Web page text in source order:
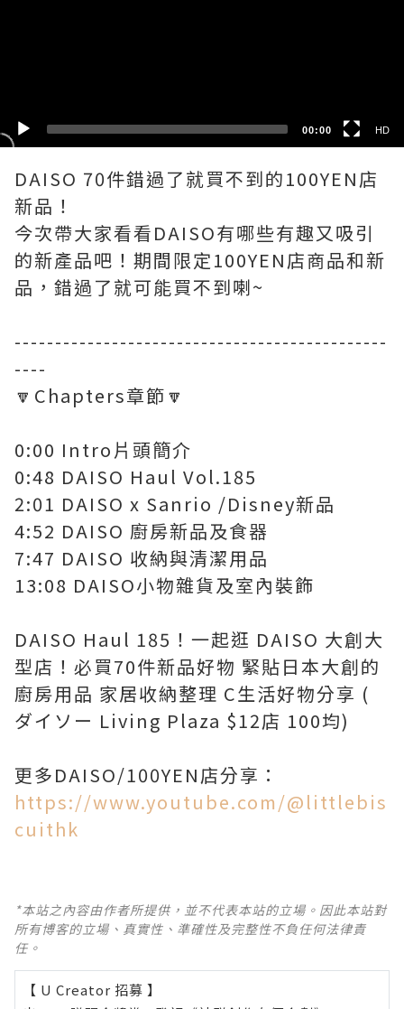
00:00 HD
DAISO 70件錯過了就買不到的100YEN店
新品！
今次帶大家看看DAISO有哪些有趣又吸引
的新產品吧！期間限定100YEN店商品和新
品，錯過了就可能買不到喇~
----------------------------------------------
----
🔽Chapters章節🔽
0:00 Intro片頭簡介
0:48 DAISO Haul Vol.185
2:01 DAISO x Sanrio /Disney新品
4:52 DAISO 廚房新品及食器
7:47 DAISO 收納與清潔用品
13:08 DAISO小物雜貨及室內裝飾
DAISO Haul 185！一起逛 DAISO 大創大
型店！必買70件新品好物 緊貼日本大創的
廚房用品 家居收納整理 C生活好物分享 (
ダイソー Living Plaza $12店 100均)
更多DAISO/100YEN店分享：
https://www.youtube.com/@littlebis
cuithk
*本站之內容由作者所提供，並不代表本站的立場。因此本站對
所有博客的立場、真實性、準確性及完整性不負任何法律責
任。
【 U Creator 招募 】